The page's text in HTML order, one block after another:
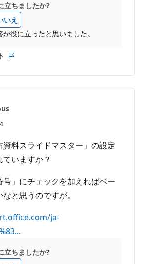
立ちましたか?
いえ
役に立ったと思いました。
レ
ト
資料スライドマスター」の設定
いますか？
号」にチェックを加えればペー
と思うのですが。
ja-
立ちましたか?